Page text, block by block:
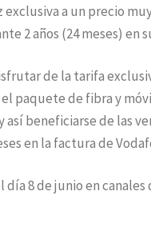
a un precio
2 años (24 meses) en
de la tarifa
paquete de fibra y
beneficiarse de las
en la factura de
8 de junio en